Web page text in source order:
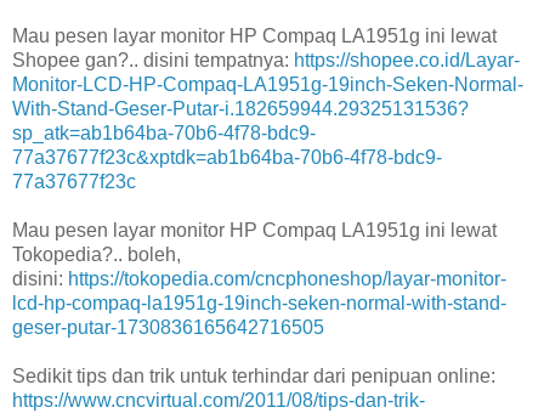
Mau pesen layar monitor HP Compaq LA1951g ini lewat
Shopee gan?.. disini tempatnya: https://shopee.co.id/Layar-
Monitor-LCD-HP-Compaq-LA1951g-19inch-Seken-Normal-
With-Stand-Geser-Putar-i.182659944.29325131536?
sp_atk=ab1b64ba-70b6-4f78-bdc9-
77a37677f23c&xptdk=ab1b64ba-70b6-4f78-bdc9-
77a37677f23c
Mau pesen layar monitor HP Compaq LA1951g ini lewat
Tokopedia?.. boleh,
disini: https://tokopedia.com/cncphoneshop/layar-monitor-
lcd-hp-compaq-la1951g-19inch-seken-normal-with-stand-
geser-putar-1730836165642716505
Sedikit tips dan trik untuk terhindar dari penipuan online:
https://www.cncvirtual.com/2011/08/tips-dan-trik-